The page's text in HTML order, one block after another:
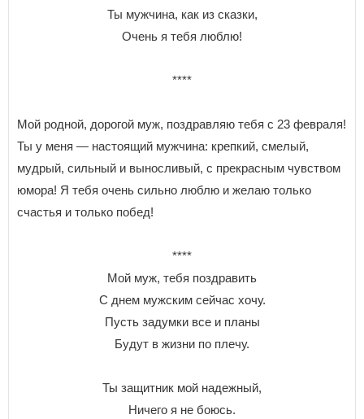
Ты мужчина, как из сказки,
Очень я тебя люблю!
****
Мой родной, дорогой муж, поздравляю тебя с 23 февраля!
Ты у меня — настоящий мужчина: крепкий, смелый,
мудрый, сильный и выносливый, с прекрасным чувством
юмора! Я тебя очень сильно люблю и желаю только
счастья и только побед!
****
Мой муж, тебя поздравить
С днем мужским сейчас хочу.
Пусть задумки все и планы
Будут в жизни по плечу.
Ты защитник мой надежный,
Ничего я не боюсь.